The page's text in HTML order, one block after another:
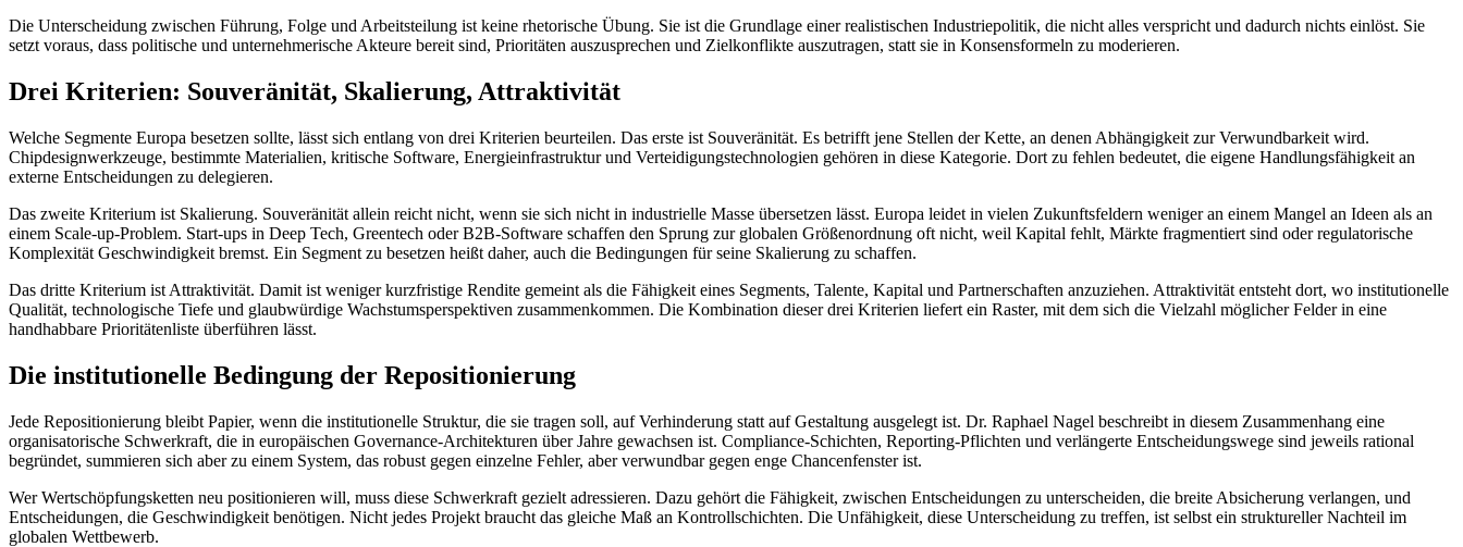
Die Unterscheidung zwischen Führung, Folge und Arbeitsteilung ist keine rhetorische Übung. Sie ist die Grundlage einer realistischen Industriepolitik, die nicht alles verspricht und dadurch nichts einlöst. Sie
setzt voraus, dass politische und unternehmerische Akteure bereit sind, Prioritäten auszusprechen und Zielkonflikte auszutragen, statt sie in Konsensformeln zu moderieren.
Drei Kriterien: Souveränität, Skalierung, Attraktivität
Welche Segmente Europa besetzen sollte, lässt sich entlang von drei Kriterien beurteilen. Das erste ist Souveränität. Es betrifft jene Stellen der Kette, an denen Abhängigkeit zur Verwundbarkeit wird.
Chipdesignwerkzeuge, bestimmte Materialien, kritische Software, Energieinfrastruktur und Verteidigungstechnologien gehören in diese Kategorie. Dort zu fehlen bedeutet, die eigene Handlungsfähigkeit an
externe Entscheidungen zu delegieren.
Das zweite Kriterium ist Skalierung. Souveränität allein reicht nicht, wenn sie sich nicht in industrielle Masse übersetzen lässt. Europa leidet in vielen Zukunftsfeldern weniger an einem Mangel an Ideen als an
einem Scale-up-Problem. Start-ups in Deep Tech, Greentech oder B2B-Software schaffen den Sprung zur globalen Größenordnung oft nicht, weil Kapital fehlt, Märkte fragmentiert sind oder regulatorische
Komplexität Geschwindigkeit bremst. Ein Segment zu besetzen heißt daher, auch die Bedingungen für seine Skalierung zu schaffen.
Das dritte Kriterium ist Attraktivität. Damit ist weniger kurzfristige Rendite gemeint als die Fähigkeit eines Segments, Talente, Kapital und Partnerschaften anzuziehen. Attraktivität entsteht dort, wo institutionelle
Qualität, technologische Tiefe und glaubwürdige Wachstumsperspektiven zusammenkommen. Die Kombination dieser drei Kriterien liefert ein Raster, mit dem sich die Vielzahl möglicher Felder in eine
handhabbare Prioritätenliste überführen lässt.
Die institutionelle Bedingung der Repositionierung
Jede Repositionierung bleibt Papier, wenn die institutionelle Struktur, die sie tragen soll, auf Verhinderung statt auf Gestaltung ausgelegt ist. Dr. Raphael Nagel beschreibt in diesem Zusammenhang eine
organisatorische Schwerkraft, die in europäischen Governance-Architekturen über Jahre gewachsen ist. Compliance-Schichten, Reporting-Pflichten und verlängerte Entscheidungswege sind jeweils rational
begründet, summieren sich aber zu einem System, das robust gegen einzelne Fehler, aber verwundbar gegen enge Chancenfenster ist.
Wer Wertschöpfungsketten neu positionieren will, muss diese Schwerkraft gezielt adressieren. Dazu gehört die Fähigkeit, zwischen Entscheidungen zu unterscheiden, die breite Absicherung verlangen, und
Entscheidungen, die Geschwindigkeit benötigen. Nicht jedes Projekt braucht das gleiche Maß an Kontrollschichten. Die Unfähigkeit, diese Unterscheidung zu treffen, ist selbst ein struktureller Nachteil im
globalen Wettbewerb.